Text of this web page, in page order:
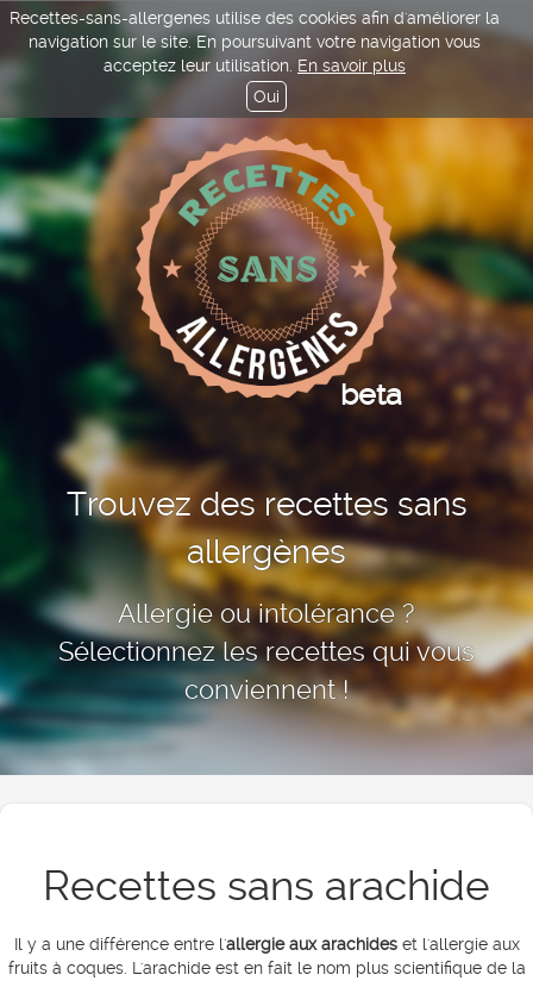
Recettes-sans-allergenes utilise des cookies afin d'améliorer la
navigation sur le site. En poursuivant votre navigation vous
acceptez leur utilisation. En savoir plus
Oui
beta
Trouvez des recettes sans
allergènes
Allergie ou intolérance ?
Sélectionnez les recettes qui vous
conviennent !
Recettes sans arachide
Il y a une différence entre l'allergie aux arachideset l'allergie aux
fruits à coques. L'arachide est en fait le nom plus scientifique de la